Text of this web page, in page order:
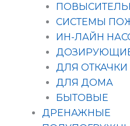
СИСТЕМЫ
ИН-ЛАЙН
ДЛЯ ОТКАЧКИ
ДЛЯ ДОМА
БЫТОВЫЕ
ДРЕНАЖНЫЕ